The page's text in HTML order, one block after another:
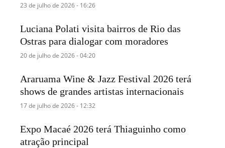
23 de julho de 2026 - 16:26
Luciana Polati visita bairros de Rio das
Ostras para dialogar com moradores
20 de julho de 2026 - 04:20
Araruama Wine & Jazz Festival 2026 terá
shows de grandes artistas internacionais
17 de julho de 2026 - 12:32
Expo Macaé 2026 terá Thiaguinho como
atração principal